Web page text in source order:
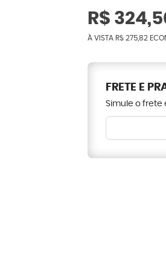
R$
À VISTA R$ 275,82
FRETE E
Simule o frete